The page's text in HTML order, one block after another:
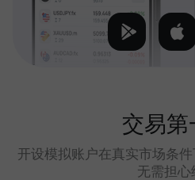
交易第
开设模拟账户在真实市场条
无需担心